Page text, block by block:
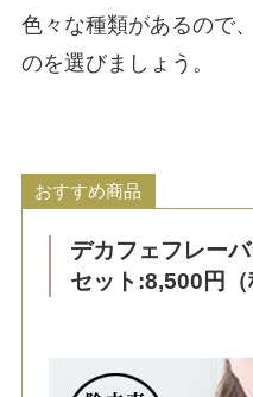
色々な種類があるので
のを選びましょう。
おすすめ商品
デカフェフレー
セット:8,500円（